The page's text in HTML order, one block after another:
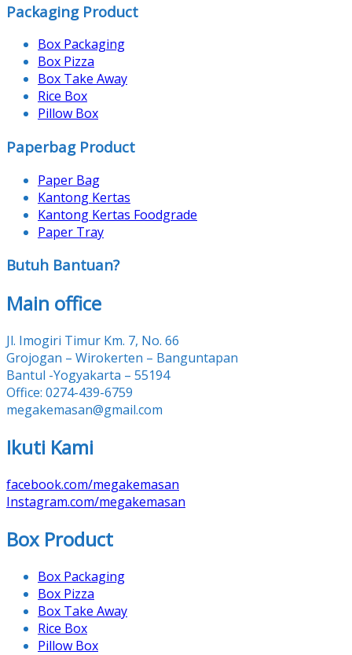
Packaging Product
Box Packaging
Box Pizza
Box Take Away
Rice Box
Pillow Box
Paperbag Product
Paper Bag
Kantong Kertas
Kantong Kertas Foodgrade
Paper Tray
Butuh Bantuan?
Main office
Jl. Imogiri Timur Km. 7, No. 66
Grojogan – Wirokerten – Banguntapan
Bantul -Yogyakarta – 55194
Office: 0274-439-6759
megakemasan@gmail.com
Ikuti Kami
facebook.com/megakemasan
Instagram.com/megakemasan
Box Product
Box Packaging
Box Pizza
Box Take Away
Rice Box
Pillow Box